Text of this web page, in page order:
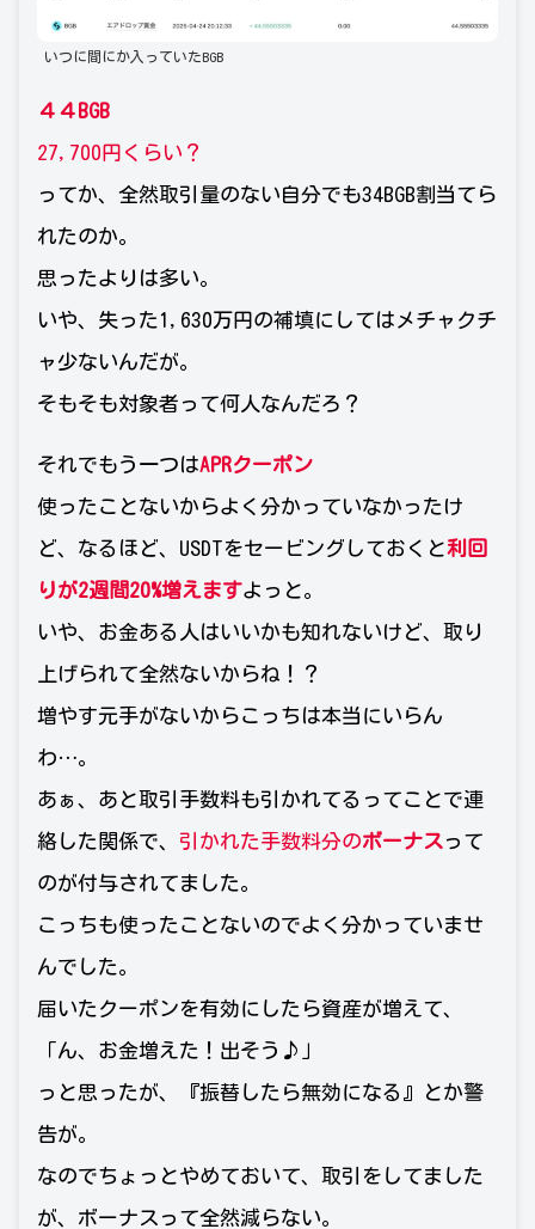
いつに間にか入っていたBGB
４４BGB
27,700円くらい？
ってか、全然取引量のない自分でも34BGB割当てら
れたのか。
思ったよりは多い。
いや、失った1,630万円の補填にしてはメチャクチ
ャ少ないんだが。
そもそも対象者って何人なんだろ？
それでもう一つはAPRクーポン
使ったことないからよく分かっていなかったけ
ど、なるほど、USDTをセービングしておくと利回
りが2週間20%増えますよっと。
いや、お金ある人はいいかも知れないけど、取り
上げられて全然ないからね！？
増やす元手がないからこっちは本当にいらん
わ…。
あぁ、あと取引手数料も引かれてるってことで連
絡した関係で、 引かれた手数料分のボーナス って
のが付与されてました。
こっちも使ったことないのでよく分かっていませ
んでした。
届いたクーポンを有効にしたら資産が増えて、
「ん、お金増えた！出そう♪」
っと思ったが、『振替したら無効になる』とか警
告が。
なのでちょっとやめておいて、取引をしてました
が、ボーナスって全然減らない。